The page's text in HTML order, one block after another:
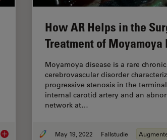
How AR Fluorescence Imaging Supports Neurovascular
How AR Helps in the
Treatment of Moyamoya
Moyamoya disease is a rare
cerebrovascular disorder
progressive stenosis in the
internal carotid artery and an
network at…
May 19, 2022 Fallstudie